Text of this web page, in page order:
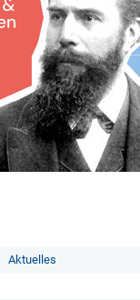
Aktuelles